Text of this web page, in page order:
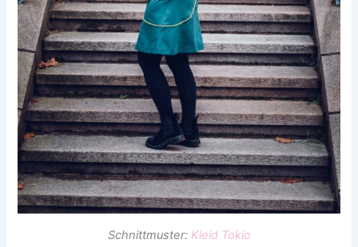
Schnittmuster: Kleid Tokio